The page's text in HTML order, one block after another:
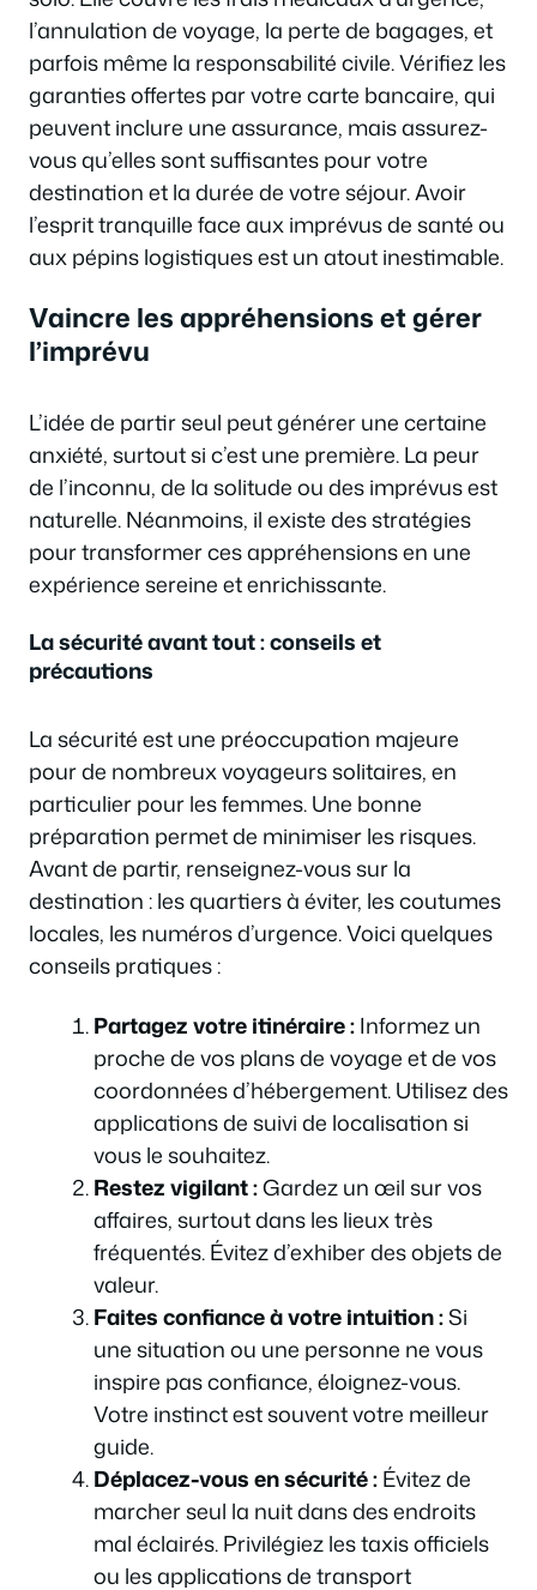
l’annulation de voyage, la perte de bagages, et
parfois même la responsabilité civile. Vérifiez les
garanties offertes par votre carte bancaire, qui
peuvent inclure une assurance, mais assurez-
vous qu’elles sont suffisantes pour votre
destination et la durée de votre séjour. Avoir
l’esprit tranquille face aux imprévus de santé ou
aux pépins logistiques est un atout inestimable.
Vaincre les appréhensions et gérer
l’imprévu
L’idée de partir seul peut générer une certaine
anxiété, surtout si c’est une première. La peur
de l’inconnu, de la solitude ou des imprévus est
naturelle. Néanmoins, il existe des stratégies
pour transformer ces appréhensions en une
expérience sereine et enrichissante.
La sécurité avant tout : conseils et
précautions
La sécurité est une préoccupation majeure
pour de nombreux voyageurs solitaires, en
particulier pour les femmes. Une bonne
préparation permet de minimiser les risques.
Avant de partir, renseignez-vous sur la
destination : les quartiers à éviter, les coutumes
locales, les numéros d’urgence. Voici quelques
conseils pratiques :
Partagez votre itinéraire :Informez un
proche de vos plans de voyage et de vos
coordonnées d’hébergement. Utilisez des
applications de suivi de localisation si
vous le souhaitez.
Restez vigilant :Gardez un œil sur vos
affaires, surtout dans les lieux très
fréquentés. Évitez d’exhiber des objets de
valeur.
Faites confiance à votre intuition :Si
une situation ou une personne ne vous
inspire pas confiance, éloignez-vous.
Votre instinct est souvent votre meilleur
guide.
Déplacez-vous en sécurité :Évitez de
marcher seul la nuit dans des endroits
mal éclairés. Privilégiez les taxis officiels
ou les applications de transport